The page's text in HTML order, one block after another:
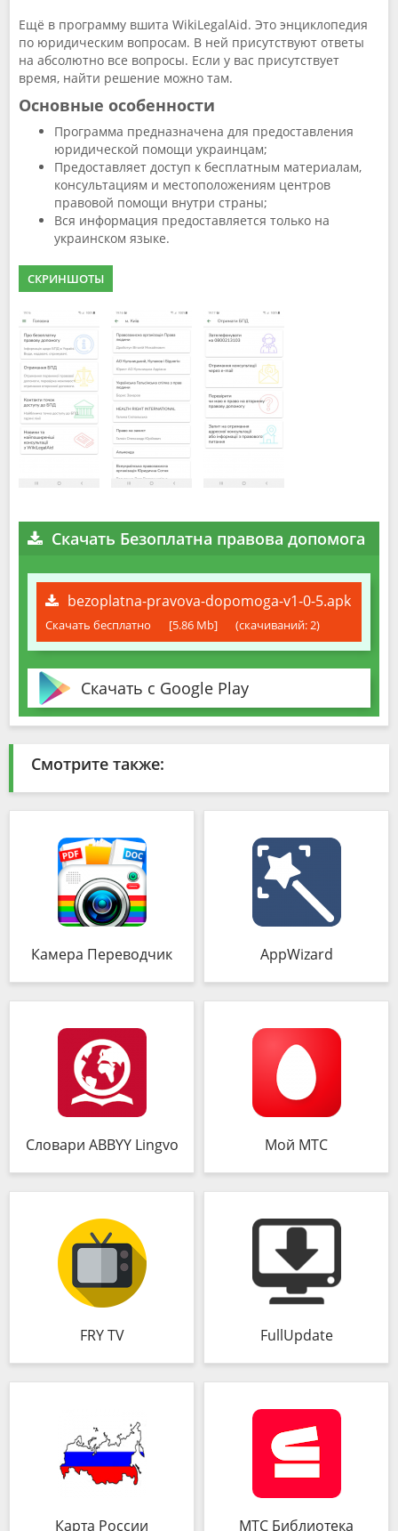
Ещё в программу вшита WikiLegalAid. Это энциклопедия
по юридическим вопросам. В ней присутствуют ответы
на абсолютно все вопросы. Если у вас присутствует
время, найти решение можно там.
Основные особенности
Программа предназначена для предоставления
юридической помощи украинцам;
Предоставляет доступ к бесплатным материалам,
консультациям и местоположениям центров
правовой помощи внутри страны;
Вся информация предоставляется только на
украинском языке.
СКРИНШОТЫ
Скачать Безоплатна правова допомога
bezoplatna-pravova-dopomoga-v1-0-5.apk
Скачать бесплатно [5.86 Mb] (cкачиваний: 2)
Скачать с Google Play
Смотрите также:
Камера Переводчик AppWizard
Словари ABBYY Lingvo Мой МТС
FRY TV FullUpdate
Карта России МТС Библиотека